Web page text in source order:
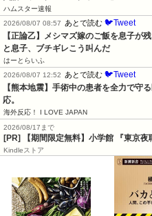
ハムスター速報
2026/08/07 08:57
あとで読む 🐦Tweet
【正論乙】メシマズ嫁のご飯を息子が
と息子、ブチギレこう叫んだ
はーとらいふ
2026/08/07 12:52
あとで読む 🐦Tweet
【熊本地震】手術中の患者を全力で守
応。
海外反応！ I LOVE JAPAN
2026/08/17まで
[PR] 【期間限定無料】小学館 『東京
Kindleストア